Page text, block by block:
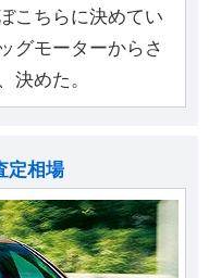
こちらに決めてい
グモーターからさ
決めた。
定相場